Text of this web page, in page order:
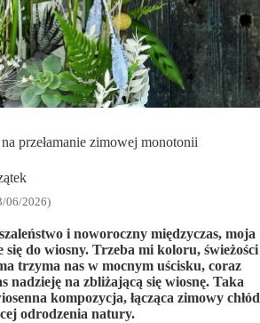
przełamanie zimowej monotonii
06/2026)
i noworoczny międzyczas, moja
do wiosny. Trzeba mi koloru, świeżości
trzyma nas w mocnym uścisku, coraz
nadzieję na zbliżającą się wiosnę. Taka
kompozycja, łącząca zimowy chłód
odrodzenia natury.